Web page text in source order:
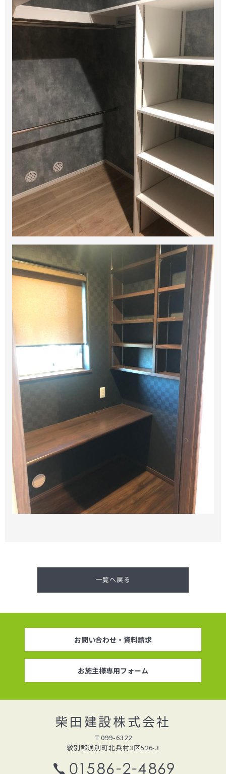
一覧へ戻る
お問い合わせ・資料請求
お施主様専用フォーム
柴田建設株式会社
〒099-6322
紋別郡湧別町北兵村3区526-3